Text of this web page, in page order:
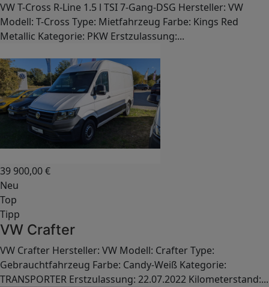
VW T-Cross R-Line 1.5 l TSI 7-Gang-DSG Hersteller: VW
Modell: T-Cross Type: Mietfahrzeug Farbe: Kings Red
Metallic Kategorie: PKW Erstzulassung:...
39 900,00€
Neu
Top
Tipp
VW Crafter
VW Crafter Hersteller: VW Modell: Crafter Type:
Gebrauchtfahrzeug Farbe: Candy-Weiß Kategorie:
TRANSPORTER Erstzulassung: 22.07.2022 Kilometerstand:...